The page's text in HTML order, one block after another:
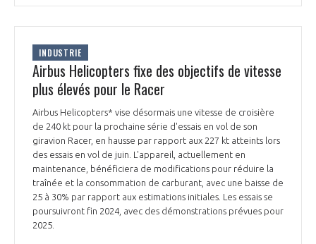
INDUSTRIE
Airbus Helicopters fixe des objectifs de vitesse
plus élevés pour le Racer
Airbus Helicopters* vise désormais une vitesse de croisière
de 240 kt pour la prochaine série d'essais en vol de son
giravion Racer, en hausse par rapport aux 227 kt atteints lors
des essais en vol de juin. L'appareil, actuellement en
maintenance, bénéficiera de modifications pour réduire la
traînée et la consommation de carburant, avec une baisse de
25 à 30% par rapport aux estimations initiales. Les essais se
poursuivront fin 2024, avec des démonstrations prévues pour
2025.